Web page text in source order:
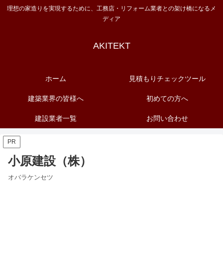
理想の家造りを実現するために、工務店・リフォーム業者との架け橋になるメ
ディア
AKITEKT
ホーム 見積もりチェックツール
建築業界の皆様へ 初めての方へ
建設業者一覧 お問い合わせ
PR
小原建設（株）
オバラケンセツ